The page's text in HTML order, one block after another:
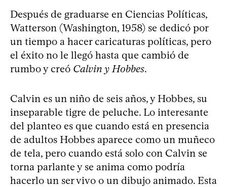
Después de graduarse en Ciencias Políticas,
Watterson (Washington, 1958) se dedicó por
un tiempo a hacer caricaturas políticas, pero
el éxito no le llegó hasta que cambió de
rumbo y creó Calvin y Hobbes.
Calvin es un niño de seis años, y Hobbes, su
inseparable tigre de peluche. Lo interesante
del planteo es que cuando está en presencia
de adultos Hobbes aparece como un muñeco
de tela, pero cuando está solo con Calvin se
torna parlante y se anima como podría
hacerlo un ser vivo o un dibujo animado. Esta